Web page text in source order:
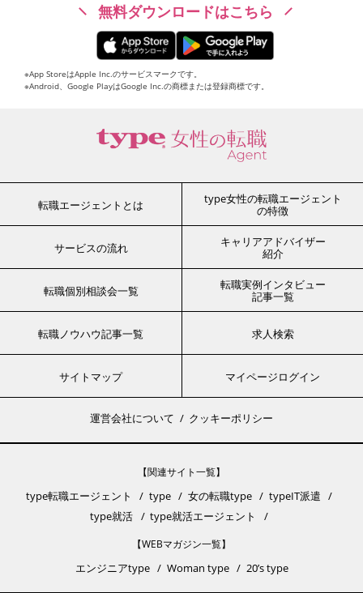
無料ダウンロードはこちら
※App StoreはApple Inc.のサービスマークです。
※Android、Google PlayはGoogle Inc.の商標または登録商標です。
転職エージェントとは
type女性の転職エージェント
の特徴
サービスの流れ
キャリアアドバイザー
紹介
転職個別相談会一覧
転職実例インタビュー
記事一覧
転職ノウハウ記事一覧 求人検索
サイトマップ マイページログイン
運営会社について クッキーポリシー
【関連サイト一覧】
type転職エージェント type 女の転職type
typeIT派遣
type就活
type就活エージェント
【WEBマガジン一覧】
エンジニアtype Woman type 20’s type